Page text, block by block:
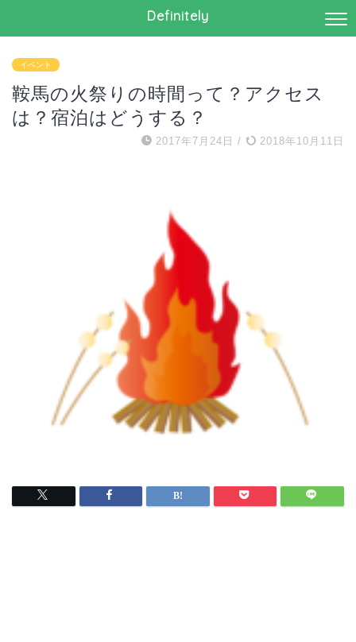
Definitely
イベント
鞍馬の火祭りの時間って？アクセス
は？宿泊はどうする？
2017年7月24日 / 2018年10月11日